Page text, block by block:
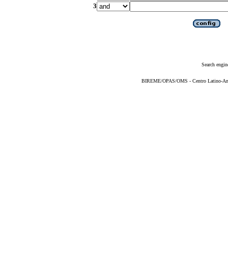
3
Search
BIREME/OPAS/OMS - Centro Latino-